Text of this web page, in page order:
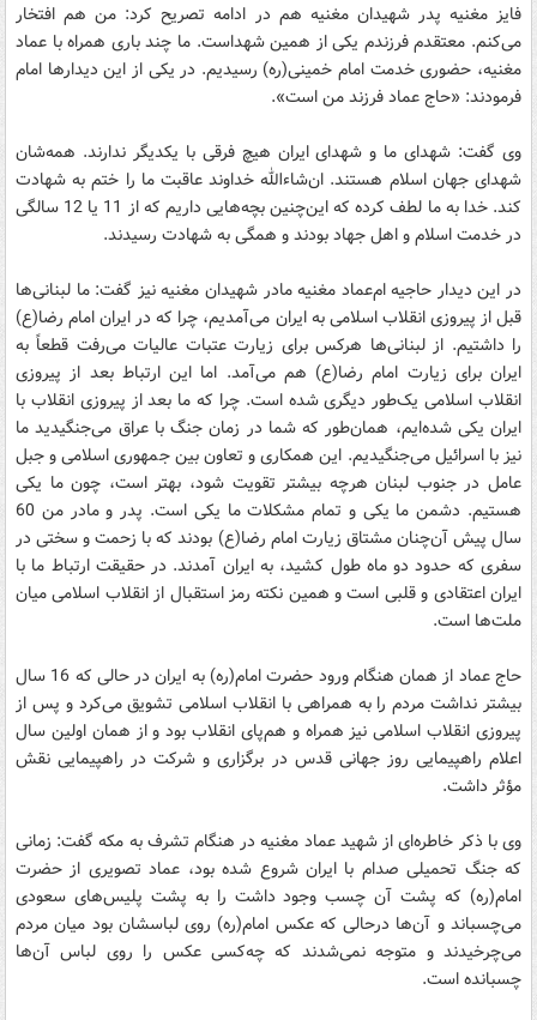
فایز مغنیه پدر شهیدان مغنیه هم در ادامه تصریح کرد: من هم افتخار
می‌کنم. معتقدم فرزندم یکی از همین شهداست. ما چند باری همراه با عماد
مغنیه، حضوری خدمت امام خمینی(ره) رسیدیم. در یکی از این دیدارها امام
فرمودند: «حاج عماد فرزند من است».
وی گفت: شهدای ما و شهدای ایران هیچ فرقی با یکدیگر ندارند. همه‌شان
شهدای جهان اسلام هستند. ان‌شاءالله خداوند عاقبت ما را ختم به شهادت
کند. خدا به ما لطف کرده که این‌چنین بچه‌هایی داریم که از 11 یا 12 سالگی
در خدمت اسلام و اهل جهاد بودند و همگی به شهادت رسیدند.
در این دیدار حاجیه ام‌عماد مغنیه مادر شهیدان مغنیه نیز گفت: ما لبنانی‌ها
قبل از پیروزی انقلاب اسلامی به ایران می‌آمدیم، چرا که در ایران امام رضا(ع)
را داشتیم. از لبنانی‌ها هرکس برای زیارت عتبات عالیات می‌رفت قطعاً به
ایران برای زیارت امام رضا(ع) هم می‌آمد. اما این ارتباط بعد از پیروزی
انقلاب اسلامی یک‌طور دیگری شده است. چرا که ما بعد از پیروزی انقلاب با
ایران یکی شده‌ایم، همان‌طور که شما در زمان جنگ با عراق می‌جنگیدید ما
نیز با اسرائیل می‌جنگیدیم. این همکاری و تعاون بین جمهوری اسلامی و جبل
عامل در جنوب لبنان هرچه بیشتر تقویت شود، بهتر است، چون ما یکی
هستیم. دشمن ما یکی و تمام مشکلات ما یکی است. پدر و مادر من 60
سال پیش آن‌چنان مشتاق زیارت امام رضا(ع) بودند که با زحمت و سختی در
سفری که حدود دو ماه طول کشید، به ایران آمدند. در حقیقت ارتباط ما با
ایران اعتقادی و قلبی است و همین نکته رمز استقبال از انقلاب اسلامی میان
ملت‌ها است.
حاج عماد از همان هنگام ورود حضرت امام(ره) به ایران در حالی که 16 سال
بیشتر نداشت مردم را به همراهی با انقلاب اسلامی تشویق می‌کرد و پس از
پیروزی انقلاب اسلامی نیز همراه و هم‌پای انقلاب بود و از همان اولین سال
اعلام راهپیمایی روز جهانی قدس در برگزاری و شرکت در راهپیمایی نقش
مؤثر داشت.
وی با ذکر خاطره‌ای از شهید عماد مغنیه در هنگام تشرف به مکه گفت: زمانی
که جنگ تحمیلی صدام با ایران شروع شده بود، عماد تصویری از حضرت
امام(ره) که پشت آن چسب وجود داشت را به پشت پلیس‌های سعودی
می‌چسباند و آن‌ها درحالی که عکس امام(ره) روی لباسشان بود میان مردم
می‌چرخیدند و متوجه نمی‌شدند که چه‌کسی عکس را روی لباس آن‌ها
چسبانده است.